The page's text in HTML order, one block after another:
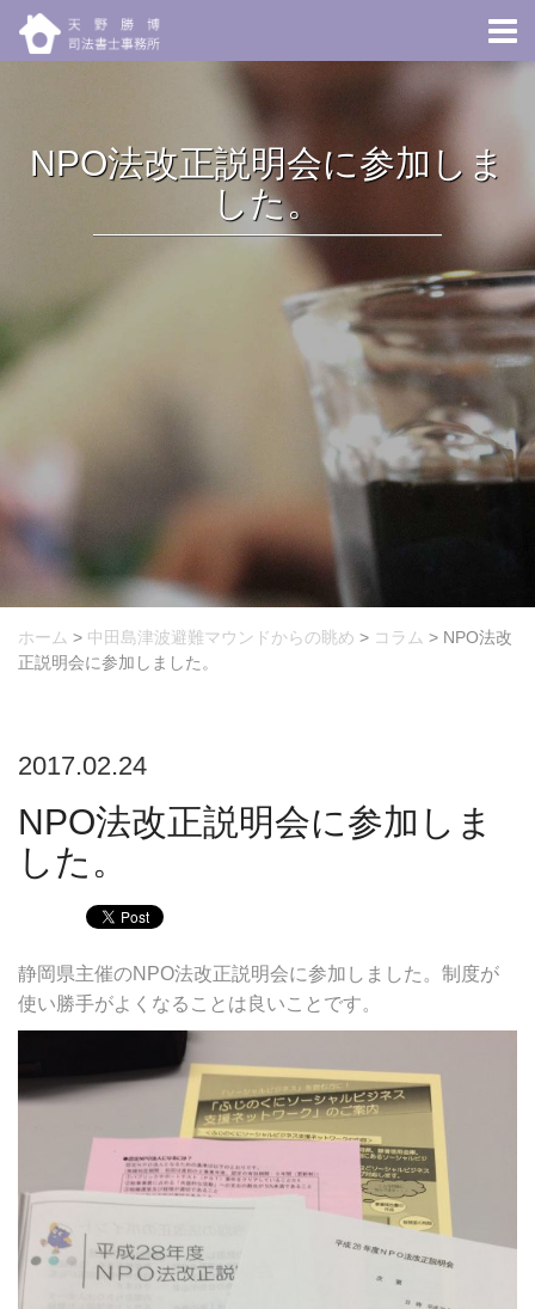
NPO法改正説明会に参加しま
した。
ホーム > 中田島津波避難マウンドからの眺め > コラム > NPO法改
正説明会に参加しました。
2017.02.24
NPO法改正説明会に参加しま
した。
静岡県主催のNPO法改正説明会に参加しました。制度が
使い勝手がよくなることは良いことです。